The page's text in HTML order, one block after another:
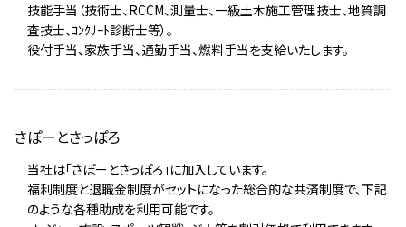
技能手当（技術士、RCCM、測量士、一級土木施工管理技士、地質調
査技士、ｺﾝｸﾘｰﾄ診断士等）。
役付手当、家族手当、通勤手当、燃料手当を支給いたします。
さぽーとさっぽろ
当社は「さぽーとさっぽろ」に加入しています。
福利制度と退職金制度がセットになった総合的な共済制度で、下記
のような各種助成を利用可能です。